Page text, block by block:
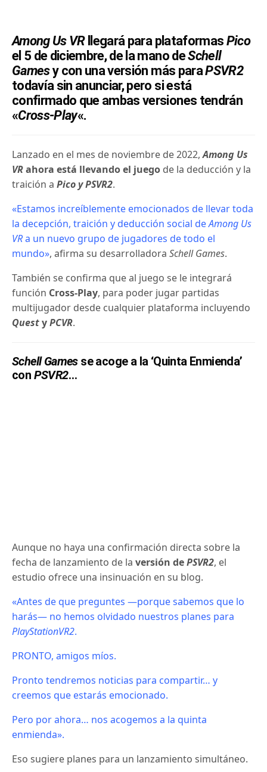
Among Us VRllegará para plataformas Pico
el 5 de diciembre, de la mano deSchell
Gamesy con una versión más paraPSVR2
todavía sin anunciar, pero si está
confirmado que ambas versiones tendrán
«Cross-Play«.
Lanzado en el mes de noviembre de 2022,Among Us
VRahora está llevando el juego de la deducción y la
traición aPico y PSVR2.
«Estamos increíblemente emocionados de llevar toda
la decepción, traición y deducción social deAmong Us
VRa un nuevo grupo de jugadores de todo el
mundo», afirma su desarrolladora Schell Games.
También se confirma que al juego se le integrará
función Cross-Play, para poder jugar partidas
multijugador desde cualquier plataforma incluyendo
QuestyPCVR.
Schell Gamesse acoge a la ‘Quinta Enmienda’
con PSVR2…
Aunque no haya una confirmación directa sobre la
fecha de lanzamiento de laversión dePSVR2, el
estudio ofrece una insinuación en su blog.
«Antes de que preguntes —porque sabemos que lo
harás— no hemos olvidado nuestros planes para
PlayStationVR2.
PRONTO, amigos míos.
Pronto tendremos noticias para compartir… y
creemos que estarás emocionado.
Pero por ahora… nos acogemos a la quinta
enmienda».
Eso sugiere planes para un lanzamiento simultáneo.